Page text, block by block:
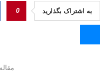
به اشتراک بگذارید 0